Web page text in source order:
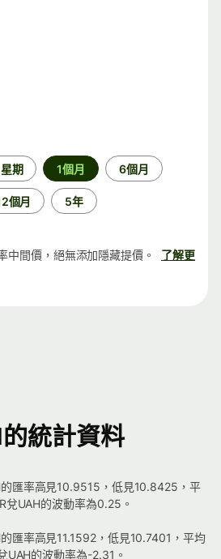
期 1個月 6個月
個月 5年
中間價，絕無添加隱藏提價。
了解更
統計資料
匯率高見10.9515，低見10.8425，平
UAH的波動率為0.25。
匯率高見11.1592，低見10.7401，平均
UAH的波動率為-2.31。